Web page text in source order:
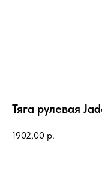
Тяга рулевая
1902,00 р.